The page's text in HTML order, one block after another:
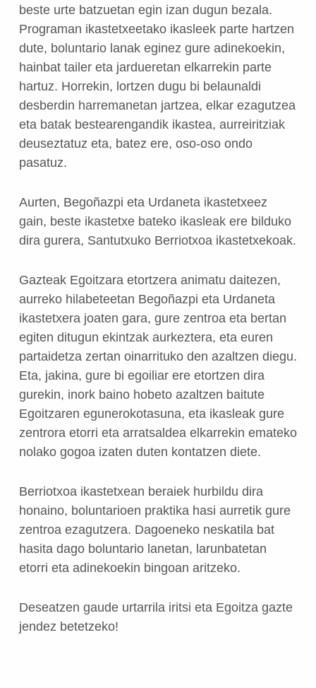
beste urte batzuetan egin izan dugun bezala.
Programan ikastetxeetako ikasleek parte hartzen
dute, boluntario lanak eginez gure adinekoekin,
hainbat tailer eta jardueretan elkarrekin parte
hartuz. Horrekin, lortzen dugu bi belaunaldi
desberdin harremanetan jartzea, elkar ezagutzea
eta batak bestearengandik ikastea, aurreiritziak
deuseztatuz eta, batez ere, oso-oso ondo
pasatuz.
Aurten, Begoñazpi eta Urdaneta ikastetxeez
gain, beste ikastetxe bateko ikasleak ere bilduko
dira gurera, Santutxuko Berriotxoa ikastetxekoak.
Gazteak Egoitzara etortzera animatu daitezen,
aurreko hilabeteetan Begoñazpi eta Urdaneta
ikastetxera joaten gara, gure zentroa eta bertan
egiten ditugun ekintzak aurkeztera, eta euren
partaidetza zertan oinarrituko den azaltzen diegu.
Eta, jakina, gure bi egoiliar ere etortzen dira
gurekin, inork baino hobeto azaltzen baitute
Egoitzaren egunerokotasuna, eta ikasleak gure
zentrora etorri eta arratsaldea elkarrekin emateko
nolako gogoa izaten duten kontatzen diete.
Berriotxoa ikastetxean beraiek hurbildu dira
honaino, boluntarioen praktika hasi aurretik gure
zentroa ezagutzera. Dagoeneko neskatila bat
hasita dago boluntario lanetan, larunbatetan
etorri eta adinekoekin bingoan aritzeko.
Deseatzen gaude urtarrila iritsi eta Egoitza gazte
jendez betetzeko!